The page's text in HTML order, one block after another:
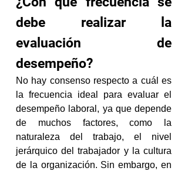
debe realizar la
evaluación de
desempeño?
No hay consenso respecto a cuál es
la frecuencia ideal para evaluar el
desempeño laboral, ya que depende
de muchos factores, como la
naturaleza del trabajo, el nivel
jerárquico del trabajador y la cultura
de la organización. Sin embargo, en